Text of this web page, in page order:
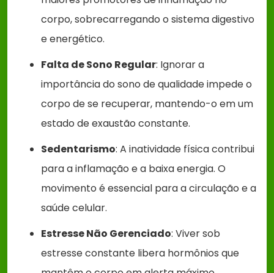
corpo, sobrecarregando o sistema digestivo
e energético.
Falta de Sono Regular: Ignorar a
importância do sono de qualidade impede o
corpo de se recuperar, mantendo-o em um
estado de exaustão constante.
Sedentarismo: A inatividade física contribui
para a inflamação e a baixa energia. O
movimento é essencial para a circulação e a
saúde celular.
Estresse Não Gerenciado: Viver sob
estresse constante libera hormônios que